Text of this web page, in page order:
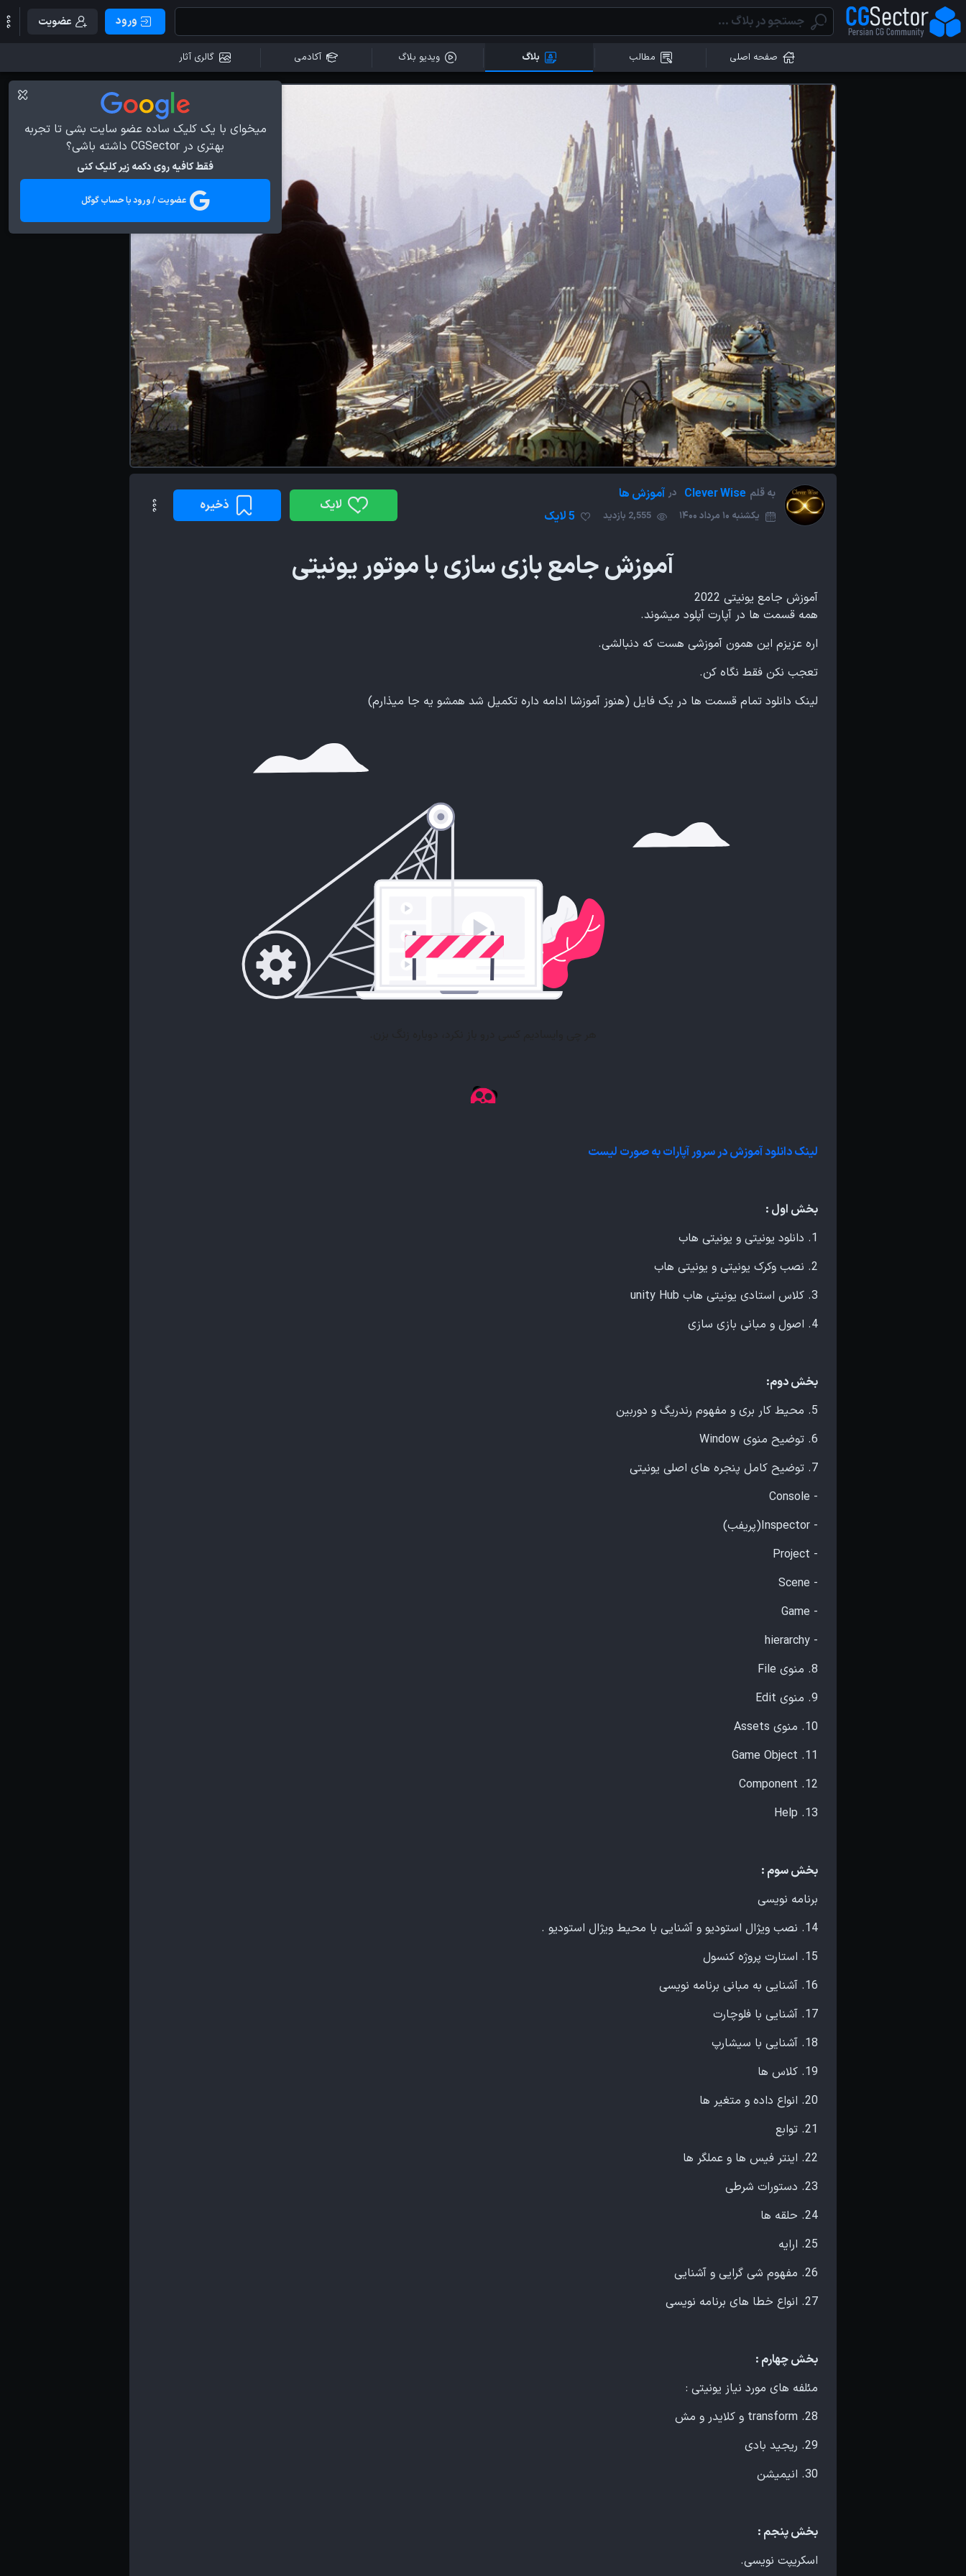
ورود عضویت
صفحه اصلی مطالب بلاگ ویدیو بلاگ آکادمی گالری آثار
میخوای با یک کلیک ساده عضو سایت بشی تا تجربه
بهتری در CGSector داشته باشی؟
فقط کافیه روی دکمه زیر کلیک کنی
عضویت / ورود با حساب گوگل
به قلم Clever Wise در آموزش ها
یکشنبه 10 مرداد 1400 2,555 بازدید 5 لایک
لایک ذخیره
آموزش جامع بازی سازی با موتور یونیتی
آموزش جامع یونیتی 2022
همه قسمت ها در آپارت آپلود میشوند.
اره عزیزم این همون آموزشی هست که دنبالشی.
تعجب نکن فقط نگاه کن.
لینک دانلود تمام قسمت ها در یک فایل (هنوز آموزشا ادامه داره تکمیل شد همشو یه جا میذارم)
لینک دانلود آموزش در سرور آپارات به صورت لیست
بخش اول :
1. دانلود یونیتی و یونیتی هاب
2. نصب وکرک یونیتی و یونیتی هاب
3. کلاس استادی یونیتی هاب unity Hub
4. اصول و مبانی بازی سازی
بخش دوم:
5. محیط کار بری و مفهوم رندریگ و دوربین
6. توضیح منوی Window
7. توضیح کامل پنجره های اصلی یونیتی
- Console
- Inspector(پریفب)
- Project
- Scene
- Game
- hierarchy
8. منوی File
9. منوی Edit
10. منوی Assets
11. Game Object
12. Component
13. Help
بخش سوم :
برنامه نویسی
14. نصب ویژال استودیو و آشنایی با محیط ویژال استودیو .
15. استارت پروژه کنسول
16. آشنایی به مبانی برنامه نویسی
17. آشنایی با فلوچارت
18. آشنایی با سیشارپ
19. کلاس ها
20. انواع داده و متغیر ها
21. توابع
22. اینتر فیس ها و عملگر ها
23. دستورات شرطی
24. حلقه ها
25. ارایه
26. مفهوم شی گرایی و آشنایی
27. انواع خطا های برنامه نویسی
بخش چهارم :
مئلفه های مورد نیاز یونیتی :
28. transform و کلایدر و مش
29. ریجید بادی
30. انیمیشن
بخش پنجم :
اسکریپت نویسی.